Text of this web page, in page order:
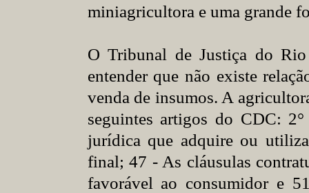
miniagricultora e uma grande
O Tribunal de Justiça do
entender que não existe
venda de insumos. A
seguintes artigos do CDC:
jurídica que adquire ou
final; 47 - As cláusulas
favorável ao consumidor e